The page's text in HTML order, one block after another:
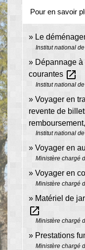
Pour en savoir
Le
Institut national
Dépannage
courantes open_in_new
Institut national
Voyager en
revente de
Institut national
Voyager en
Ministère chargé
Voyager en
Ministère chargé
Matériel de
open_in_new
Ministère chargé
Prestations
Ministère chargé